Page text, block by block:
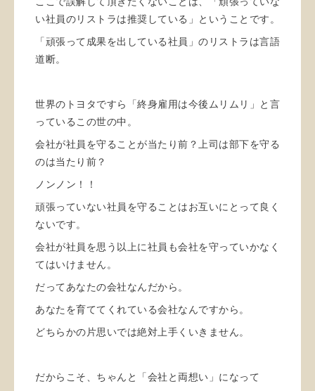
い社員のリストラは推奨している」ということです。
「頑張って成果を出している社員」のリストラは言語
道断。
世界のトヨタですら「終身雇用は今後ムリムリ」と言
っているこの世の中。
会社が社員を守ることが当たり前？上司は部下を守る
のは当たり前？
ノンノン！！
頑張っていない社員を守ることはお互いにとって良く
ないです。
会社が社員を思う以上に社員も会社を守っていかなく
てはいけません。
だってあなたの会社なんだから。
あなたを育ててくれている会社なんですから。
どちらかの片思いでは絶対上手くいきません。
だからこそ、ちゃんと「会社と両想い」になって